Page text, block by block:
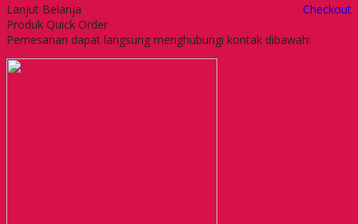
Lanjut Belanja
Checkout
Produk Quick Order
Pemesanan dapat langsung menghubungi kontak dibawah: